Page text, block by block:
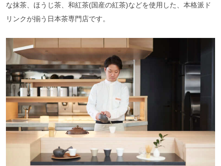
な抹茶、ほうじ茶、和紅茶(国産の紅茶)などを使用した、本格派ド
リンクが揃う日本茶専門店です。